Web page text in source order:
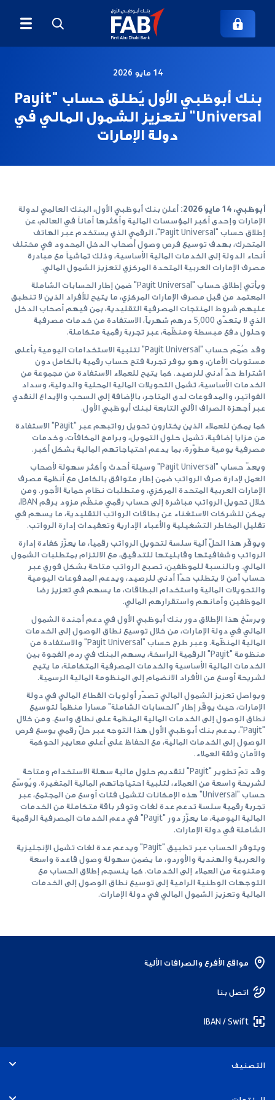
14 مايو 2026
بنك أبوظبي الأول يُطلق حساب "‏Payit
Universal‏" لتعزيز الشمول المالي في
دولة الإمارات
أبوظبي، 14 مايو 2026:
أعلن بنك أبوظبي الأول، البنك العالمي لدولة
الإمارات وإحدى أكبر المؤسسات المالية وأكثرها أماناً في العالم، عن
إطلاق حساب "‏Payit Universal‏"، ‏الرقمي الذي يستخدم عبر الهاتف
المتحرك، بهدف توسيع فرص وصول أصحاب الدخل المحدود في مختلف
أنحاء الدولة إلى الخدمات المالية الأساسية، ‏وذلك تماشياً مع مبادرة
مصرف الإمارات العربية المتحدة المركزي لتعزيز الشمول المالي.‏
ويأتي إطلاق حساب "‏Payit Universal‏" ضمن إطار الحسابات الشاملة
المعتمد من قبل مصرف الإمارات المركزي، ما يتيح للأفراد الذين لا تنطبق
عليهم ‏شروط المنتجات المصرفية التقليدية، بمن فيهم أصحاب الدخل
الذي لا يتعدّى 5,000 درهم شهرياً، الاستفادة من خدمات مصرفية
وحلول دفع ‏مبسطة ومنظّمة، عبر تجربة رقمية متكاملة.‏
وقد صُمّم حساب "‏Payit Universal‏" لتلبية الاستخدامات اليومية بأعلى
مستويات الأمان، وهو يوفر تجربة فتح حساب رقمية بالكامل دون
اشتراط حدّ ‏أدنى للرصيد. كما يتيح للعملاء الاستفادة من مجموعة من
الخدمات الأساسية، تشمل التحويلات المالية المحلية والدولية، وسداد
الفواتير، والمدفوعات ‏لدى المتاجر، بالإضافة إلى السحب والإيداع النقدي
عبر أجهزة الصراف الآلي التابعة لبنك أبوظبي الأول.‏
كما يمكن للعملاء الذين يختارون تحويل رواتبهم عبر "‏Payit‏" الاستفادة
من مزايا إضافية، تشمل حلول التمويل، وبرامج المكافآت، وخدمات
مصرفية ‏يومية مطوّرة، بما يدعم احتياجاتهم المالية بشكل أكبر.‏
ويعدّ حساب "‏Payit Universal‏" وسيلة أحدث وأكثر سهولة لأصحاب
العمل لإدارة صرف الرواتب ضمن إطار متوافق بالكامل مع أنظمة مصرف
‏الإمارات العربية المتحدة المركزي، ومتطلبات نظام حماية الأجور. ومن
خلال تحويل الرواتب مباشرة إلى حساب رقمي منظّم مزود برقم ‏IBAN،
يمكن ‏للشركات الاستغناء عن بطاقات الرواتب التقليدية، ما يسهم في
تقليل المخاطر التشغيلية والأعباء الإدارية وتعقيدات إدارة الرواتب.‏
ويوفّر هذا الحلّ آلية سلسة لتحويل الرواتب رقمياً، ما يعزّز كفاءة إدارة
الرواتب وشفافيتها وقابليتها للتدقيق، مع الالتزام بمتطلبات الشمول
المالي. ‏وبالنسبة للموظفين، تصبح الرواتب متاحة بشكل فوري عبر
حساب آمن لا يتطلب حدّاً أدنى للرصيد، ويدعم المدفوعات اليومية
والتحويلات المالية ‏واستخدام البطاقات، ما يسهم في تعزيز رضا
الموظفين وأمانهم واستقرارهم المالي.‏
ويرسّخ هذا الإطلاق دور بنك أبوظبي الأول في دعم أجندة الشمول
المالي في دولة الإمارات، من خلال توسيع نطاق الوصول إلى الخدمات
المالية المنظّمة. ‏وعبر طرح حساب "‏Payit Universal‏" والاستفادة من
منظومة "‏Payit‏" الرقمية الراسخة، يسهم البنك في ردم الفجوة بين
الخدمات المالية الأساسية ‏والخدمات المصرفية المتكاملة، ما يتيح
لشريحة أوسع من الأفراد الانضمام إلى المنظومة المالية الرسمية.‏
ويواصل تعزيز الشمول المالي تصدّر أولويات القطاع المالي في دولة
الإمارات، حيث يوفّر إطار "الحسابات الشاملة" مساراً منظماً لتوسيع
نطاق الوصول ‏إلى الخدمات المالية المنظمة على نطاق واسع. ومن خلال
"‏Payit‏"، يدعم بنك أبوظبي الأول هذا التوجه عبر حلّ رقمي يوسع فرص
الوصول إلى الخدمات ‏المالية، مع الحفاظ على أعلى معايير الحوكمة
والأمان وثقة العملاء.‏
وقد تمّ تطوير "‏Payit‏" لتقديم حلول مالية سهلة الاستخدام ومتاحة
لشريحة واسعة من العملاء، لتلبية احتياجاتهم المالية المتغيرة. ويُوسّع
حساب ‏‏"‏Universal‏" هذه الإمكانات لتشمل فئات أوسع من المجتمع، عبر
تجربة رقمية سلسة تدعم عدة لغات وتوفر باقة متكاملة من الخدمات
المالية اليومية، ‏ما يعزّز دور "‏Payit‏" في دعم الخدمات المصرفية الرقمية
الشاملة في دولة الإمارات.‏
ويتوفر الحساب عبر تطبيق "‏Payit‏" ويدعم عدة لغات تشمل الإنجليزية
والعربية والهندية والأوردو، ما يضمن سهولة وصول قاعدة واسعة
ومتنوعة من ‏العملاء إلى الخدمات. كما ينسجم إطلاق الحساب مع
التوجهات الوطنية الرامية إلى توسيع نطاق الوصول إلى الخدمات
المالية وتعزيز الشمول المالي في ‏دولة الإمارات.‏
مواقع الأفرع والصرافات الألية
اتصل بنا
IBAN / Swift
التصنيف
الأفراد